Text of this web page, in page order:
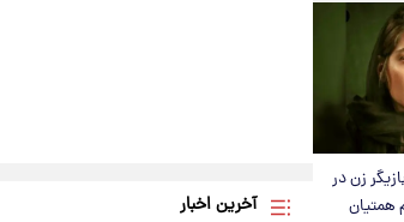
زن در
همتیان
آخرین اخبار